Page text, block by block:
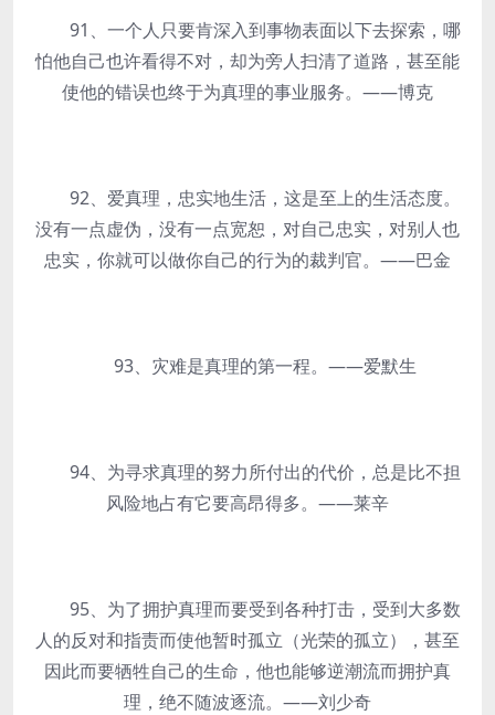
91、一个人只要肯深入到事物表面以下去探索，哪
怕他自己也许看得不对，却为旁人扫清了道路，甚至能
使他的错误也终于为真理的事业服务。——博克
92、爱真理，忠实地生活，这是至上的生活态度。
没有一点虚伪，没有一点宽恕，对自己忠实，对别人也
忠实，你就可以做你自己的行为的裁判官。——巴金
93、灾难是真理的第一程。——爱默生
94、为寻求真理的努力所付出的代价，总是比不担
风险地占有它要高昂得多。——莱辛
95、为了拥护真理而要受到各种打击，受到大多数
人的反对和指责而使他暂时孤立（光荣的孤立），甚至
因此而要牺牲自己的生命，他也能够逆潮流而拥护真
理，绝不随波逐流。——刘少奇